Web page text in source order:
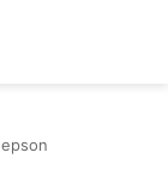
epson